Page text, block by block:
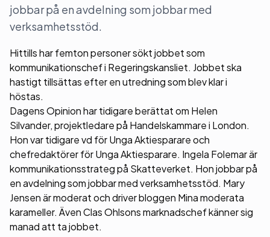
jobbar på en avdelning som jobbar med
verksamhetsstöd.
Hittills har femton personer sökt jobbet som
kommunikationschef i Regeringskansliet. Jobbet ska
hastigt tillsättas efter en utredning som blev klar i
höstas.
Dagens Opinion har tidigare berättat om Helen
Silvander, projektledare på Handelskammare i London.
Hon var tidigare vd för Unga Aktiesparare och
chefredaktörer för Unga Aktiesparare. Ingela Folemar är
kommunikationsstrateg på Skatteverket. Hon jobbar på
en avdelning som jobbar med verksamhetsstöd. Mary
Jensen är moderat och driver bloggen Mina moderata
karameller. Även Clas Ohlsons marknadschef känner sig
manad att ta jobbet.